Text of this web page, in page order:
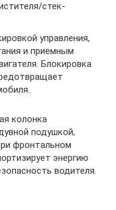
стек-
управления,
и приемным
Блокировка
колонка
подушкой,
фронтальном
энергию
водителя.